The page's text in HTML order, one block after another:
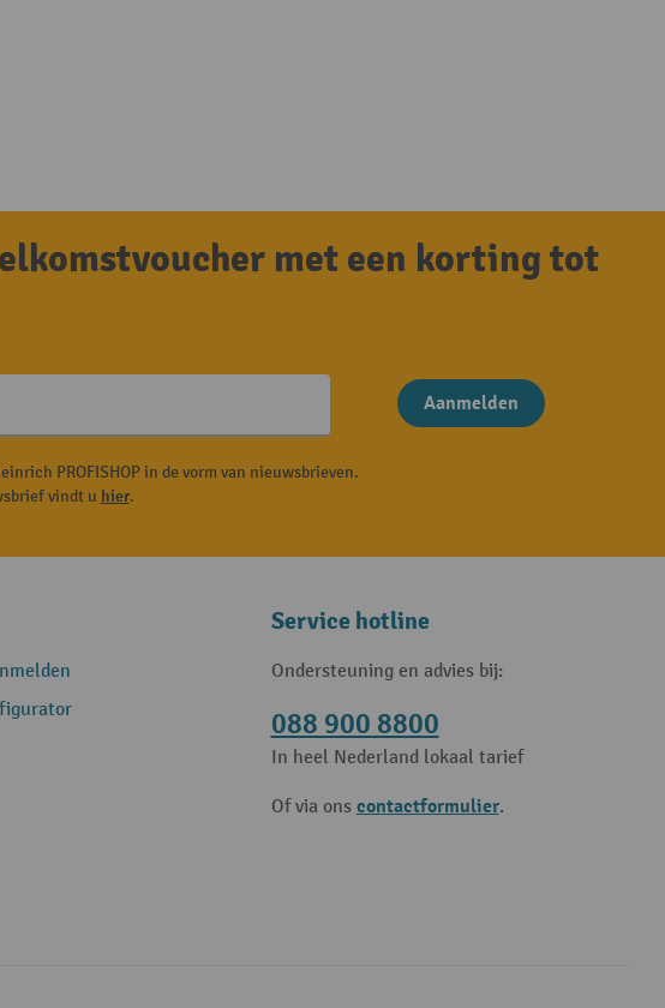
met een korting tot
Aanmelden
PROFISHOP in de vorm van nieuwsbrieven.
vindt u hier.
Service hotline
Ondersteuning en advies bij:
088 900 8800
In heel Nederland lokaal tarief
Of via ons contactformulier.